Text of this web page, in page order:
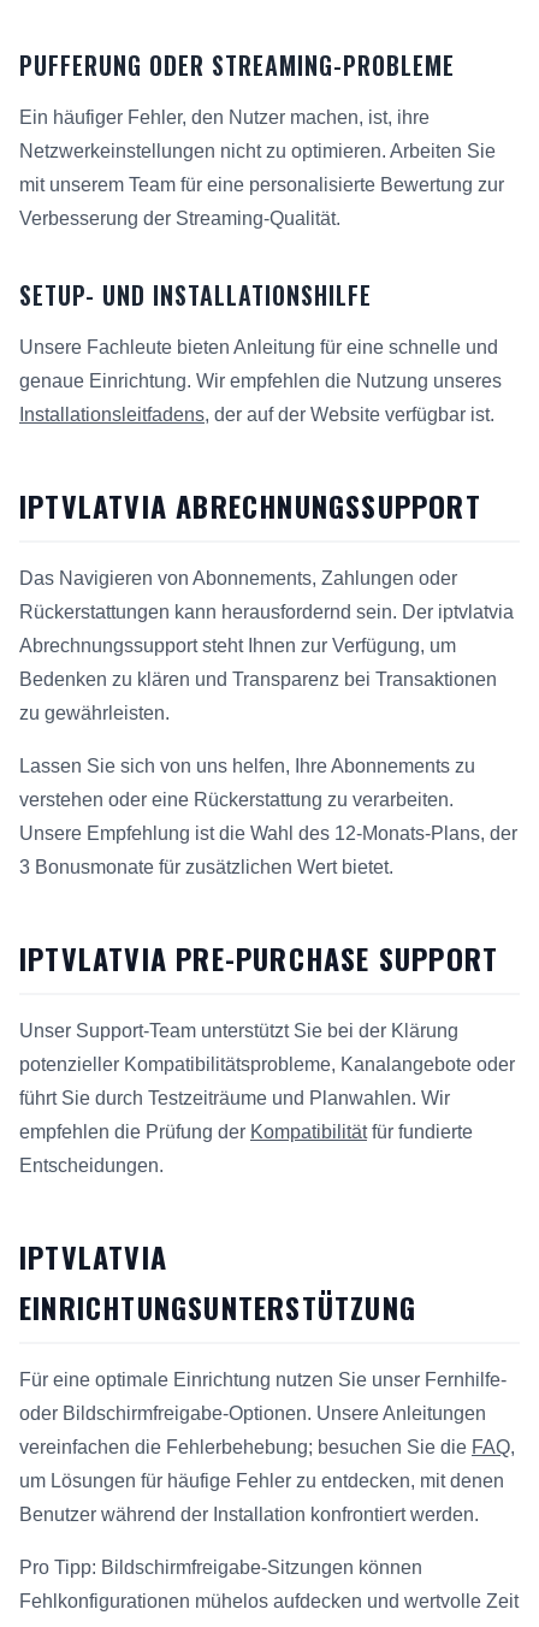
PUFFERUNG ODER STREAMING-PROBLEME
Ein häufiger Fehler, den Nutzer machen, ist, ihre
Netzwerkeinstellungen nicht zu optimieren. Arbeiten Sie
mit unserem Team für eine personalisierte Bewertung zur
Verbesserung der Streaming-Qualität.
SETUP- UND INSTALLATIONSHILFE
Unsere Fachleute bieten Anleitung für eine schnelle und
genaue Einrichtung. Wir empfehlen die Nutzung unseres
Installationsleitfadens, der auf der Website verfügbar ist.
IPTVLATVIA ABRECHNUNGSSUPPORT
Das Navigieren von Abonnements, Zahlungen oder
Rückerstattungen kann herausfordernd sein. Der iptvlatvia
Abrechnungssupport steht Ihnen zur Verfügung, um
Bedenken zu klären und Transparenz bei Transaktionen
zu gewährleisten.
Lassen Sie sich von uns helfen, Ihre Abonnements zu
verstehen oder eine Rückerstattung zu verarbeiten.
Unsere Empfehlung ist die Wahl des 12-Monats-Plans, der
3 Bonusmonate für zusätzlichen Wert bietet.
IPTVLATVIA PRE-PURCHASE SUPPORT
Unser Support-Team unterstützt Sie bei der Klärung
potenzieller Kompatibilitätsprobleme, Kanalangebote oder
führt Sie durch Testzeiträume und Planwahlen. Wir
empfehlen die Prüfung der Kompatibilitätfür fundierte
Entscheidungen.
IPTVLATVIA
EINRICHTUNGSUNTERSTÜTZUNG
Für eine optimale Einrichtung nutzen Sie unser Fernhilfe-
oder Bildschirmfreigabe-Optionen. Unsere Anleitungen
vereinfachen die Fehlerbehebung; besuchen Sie die FAQ,
um Lösungen für häufige Fehler zu entdecken, mit denen
Benutzer während der Installation konfrontiert werden.
Pro Tipp: Bildschirmfreigabe-Sitzungen können
Fehlkonfigurationen mühelos aufdecken und wertvolle Zeit